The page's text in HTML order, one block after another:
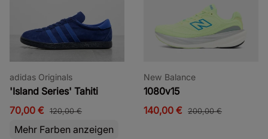
adidas Originals
'Island Series' Tahiti
70,00 € 120,00 €
Mehr Farben anzeigen
New Balance
1080v15
140,00 € 200,00 €